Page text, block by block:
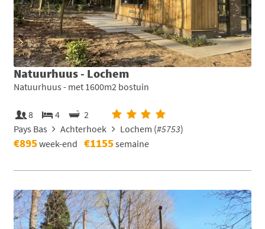
Natuurhuus - Lochem
Natuurhuus - met 1600m2 bostuin
8 4
2
Pays Bas
Achterhoek Lochem (#5753)
€895week-end €1155semaine